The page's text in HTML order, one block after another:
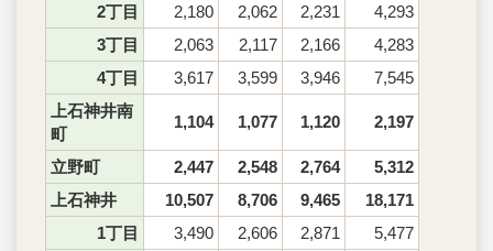
2丁目
2,180 2,062 2,231
4,293
3丁目
2,063 2,117 2,166
4,283
4丁目
3,617 3,599 3,946
7,545
上石神井南
町
1,104 1,077 1,120 2,197
立野町 2,447 2,548 2,764
5,312
上石神井
10,507 8,706 9,465
18,171
1丁目
3,490 2,606 2,871
5,477